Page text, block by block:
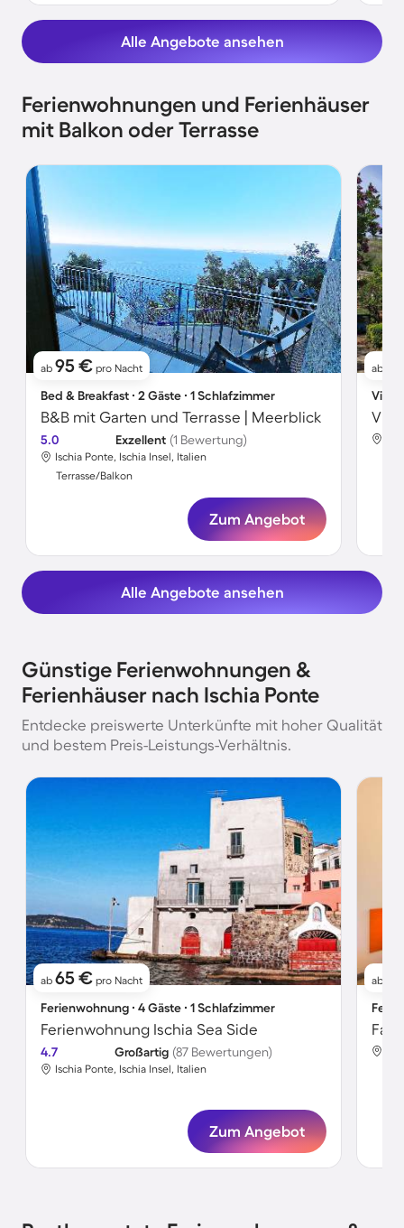
Alle Angebote ansehen
Ferienwohnungen und Ferienhäuser
mit Balkon oder Terrasse
ab 95 € pro Nacht
Bed & Breakfast ∙ 2 Gäste ∙ 1 Schlafzimmer
B&B mit Garten und Terrasse | Meerblick
5.0 Exzellent (1 Bewertung)
Ischia Ponte, Ischia Insel, Italien
Terrasse/Balkon
Zum Angebot
ab
Villa
Villa
Alle Angebote ansehen
Günstige Ferienwohnungen &
Ferienhäuser nach Ischia Ponte
Entdecke preiswerte Unterkünfte mit hoher Qualität
und bestem Preis-Leistungs-Verhältnis.
ab 65 € pro Nacht
Ferienwohnung ∙ 4 Gäste ∙ 1 Schlafzimmer
Ferienwohnung Ischia Sea Side
4.7 Großartig (87 Bewertungen)
Ischia Ponte, Ischia Insel, Italien
Zum Angebot
ab